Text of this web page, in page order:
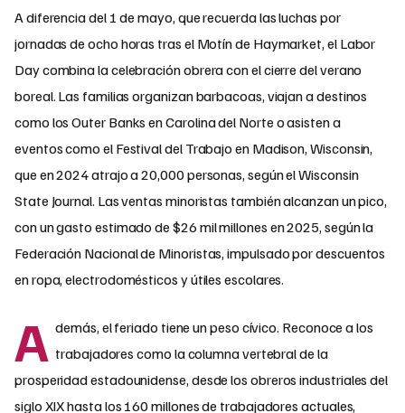
A diferencia del 1 de mayo, que recuerda las luchas por
jornadas de ocho horas tras el Motín de Haymarket, el Labor
Day combina la celebración obrera con el cierre del verano
boreal. Las familias organizan barbacoas, viajan a destinos
como los Outer Banks en Carolina del Norte o asisten a
eventos como el Festival del Trabajo en Madison, Wisconsin,
que en 2024 atrajo a 20,000 personas, según el Wisconsin
State Journal. Las ventas minoristas también alcanzan un pico,
con un gasto estimado de $26 mil millones en 2025, según la
Federación Nacional de Minoristas, impulsado por descuentos
en ropa, electrodomésticos y útiles escolares.
A demás, el feriado tiene un peso cívico. Reconoce a los
trabajadores como la columna vertebral de la
prosperidad estadounidense, desde los obreros industriales del
siglo XIX hasta los 160 millones de trabajadores actuales,